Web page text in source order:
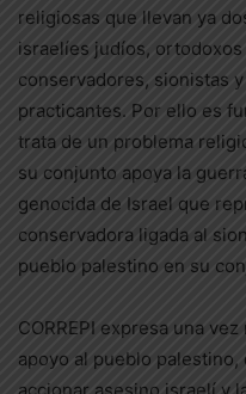
religiosas que llevan ya
israelíes judíos,
conservadores, sionistas
practicantes. Por ello es
trata de un problema
su conjunto apoya la
genocida de Israel que
conservadora ligada al
pueblo palestino en su
CORREPI expresa una
apoyo al pueblo